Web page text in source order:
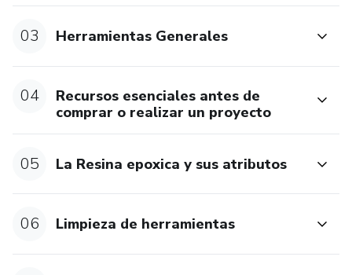
03 Herramientas Generales
04
Recursos esenciales antes de
comprar o realizar un proyecto
05 La Resina epoxica y sus atributos
06 Limpieza de herramientas